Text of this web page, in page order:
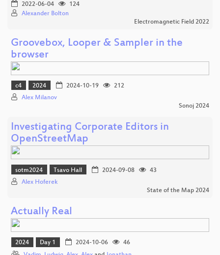
2022-06-04
124
Alexander Bolton
Electromagnetic Field 2022
Groovebox, Looper & Sampler in the
browser
c4 2024 2024-10-19
212
Alex Milanov
Sonoj 2024
Investigating Corporate Editors in
OpenStreetMap
sotm2024 Tsavo Hall 2024-09-08
43
Alex Hoferek
State of the Map 2024
Actually Real
2024 Day 1 2024-10-06
46